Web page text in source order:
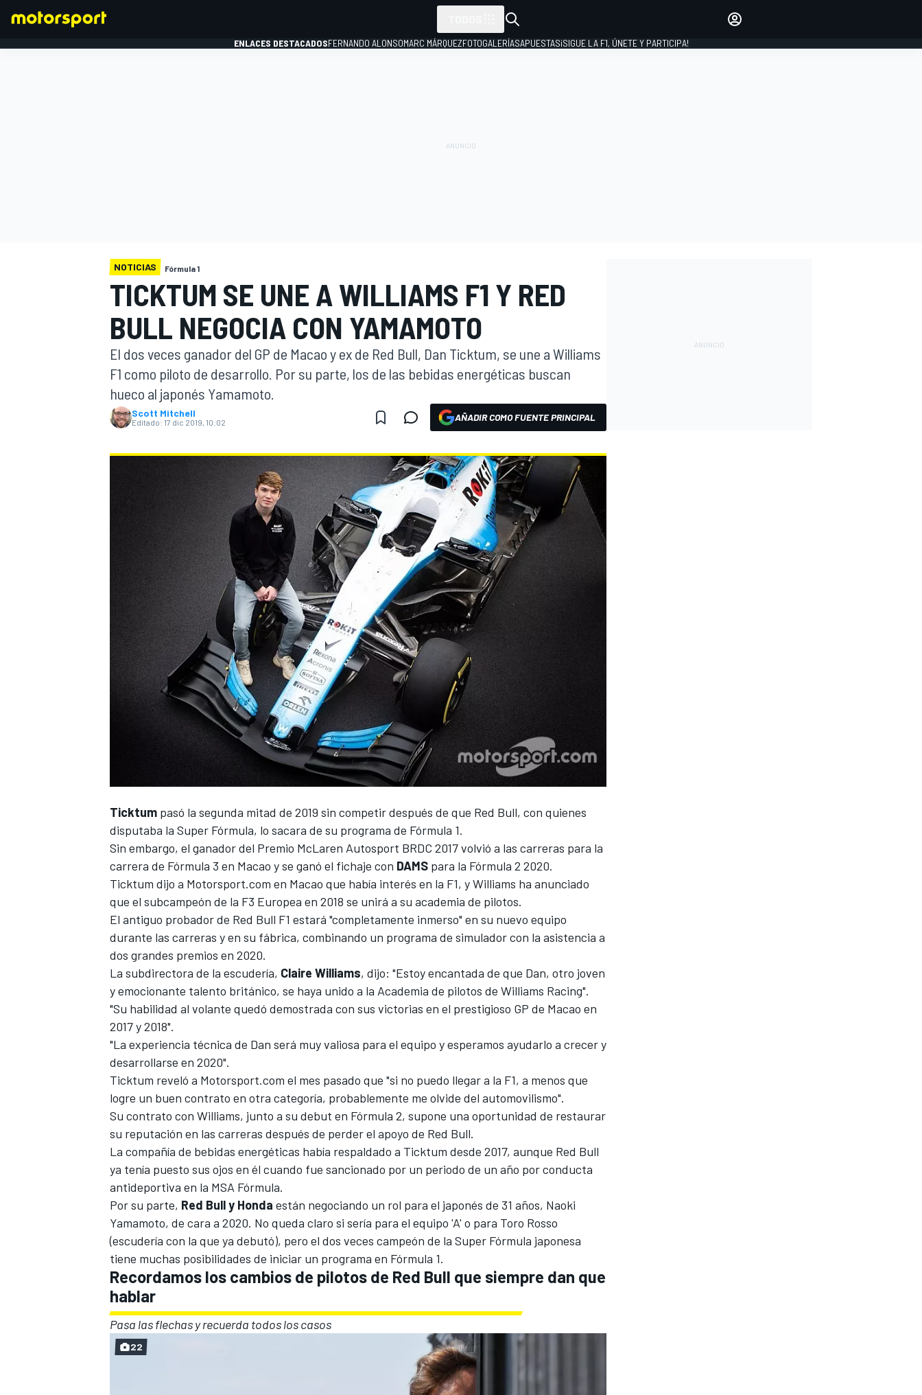
FÓRMULA E
ENLACES DESTACADOSFERNANDO ALONSOMARC MÁRQUEZFOTOGALERÍASAPUESTAS¡SIGUE LA F1, ÚNETE Y PARTICIPA!
NOTICIAS Fórmula 1
TICKTUM SE UNE A WILLIAMS F1 Y RED
BULL NEGOCIA CON YAMAMOTO
El dos veces ganador del GP de Macao y ex de Red Bull, Dan Ticktum, se une a Williams
F1 como piloto de desarrollo. Por su parte, los de las bebidas energéticas buscan
hueco al japonés Yamamoto.
Scott Mitchell
Editado: 17 dic 2019, 10:02 AÑADIR COMO FUENTE PRINCIPAL
Ticktum pasó la segunda mitad de 2019 sin competir después de que Red Bull, con quienes
disputaba la Super Fórmula, lo sacara de su programa de Fórmula 1.
Sin embargo, el ganador del Premio McLaren Autosport BRDC 2017volvió a las carreras para la
carrera de Fórmula 3 en Macao y se ganó el fichaje con DAMS para la Fórmula 2 2020.
Ticktum dijo a Motorsport.com en Macao que había interés en la F1, y Williams ha anunciado
que el subcampeón de la F3 Europea en 2018 se unirá a su academia de pilotos.
El antiguo probador de Red Bull F1 estará "completamente inmerso" en su nuevo equipo
durante las carreras y en su fábrica, combinando un programa de simulador con la asistencia a
dos grandes premios en 2020.
La subdirectora de la escudería, Claire Williams, dijo: "Estoy encantada de que Dan, otro joven
y emocionante talento británico, se haya unido a la Academia de pilotos de Williams Racing".
"Su habilidad al volante quedó demostrada con sus victorias en el prestigioso GP de Macao en
2017 y 2018".
"La experiencia técnica de Dan será muy valiosa para el equipo y esperamos ayudarlo a crecer y
desarrollarse en 2020".
Ticktum reveló a Motorsport.com el mes pasado que "si no puedo llegar a la F1, a menos que
logre un buen contrato en otra categoría, probablemente me olvide del automovilismo".
Su contrato con Williams, junto a su debut en Fórmula 2, supone una oportunidad de restaurar
su reputación en las carreras después de perder el apoyo de Red Bull.
La compañía de bebidas energéticas había respaldado a Ticktum desde 2017, aunque Red Bull
ya tenía puesto sus ojos en él cuando fue sancionado por un periodo de un año por conducta
antideportiva en la MSA Fórmula.
Por su parte, Red Bull y Honda están negociando un rol para el japonés de 31 años, Naoki
Yamamoto, de cara a 2020. No queda claro si sería para el equipo 'A' o para Toro Rosso
(escudería con la que ya debutó), pero el dos veces campeón de la Super Fórmula japonesa
tiene muchas posibilidades de iniciar un programa en Fórmula 1.
Recordamos los cambios de pilotos de Red Bull que siempre dan que
hablar
Pasa las flechas y recuerda todos los casos
22